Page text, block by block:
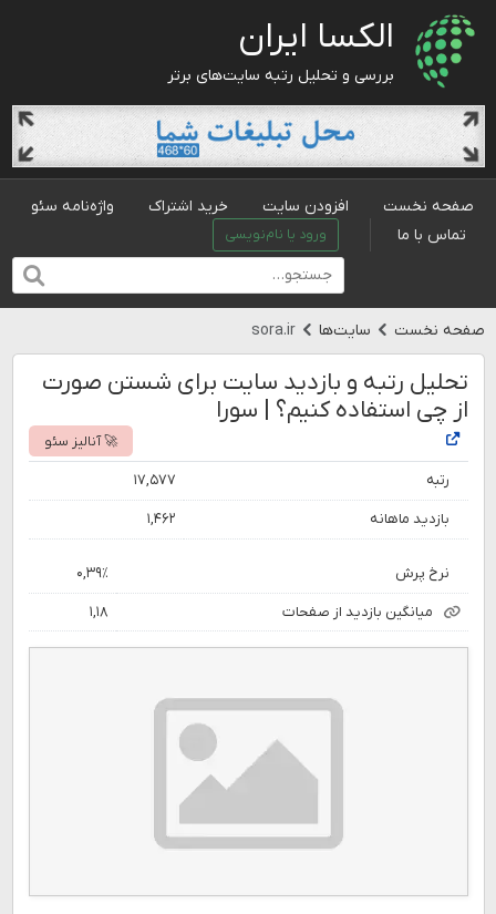
الکسا ایران
بررسی و تحلیل رتبه سایت‌های برتر
صفحه نخست افزودن سایت خرید اشتراک
واژه‌نامه سئو
تماس با ما
ورود یا نام‌نویسی
صفحه نخست سایت‌ها sora.ir
تحلیل رتبه و بازدید سایت برای شستن صورت
از چی استفاده کنیم؟ | سورا
🚀 آنالیز سئو
رتبه ۱۷,۵۷۷
بازدید ماهانه ۱,۴۶۲
نرخ پرش ۰,۳۹٪
میانگین بازدید از صفحات ۱,۱۸